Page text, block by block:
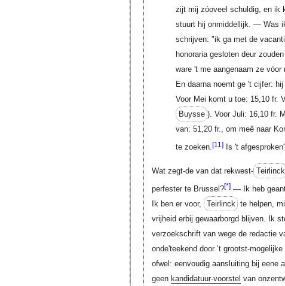
zijt mij zóoveel schuldig, en ik
stuurt hij onmiddellijk. — Was
schrijven: "ik ga met de
honoraria gesloten deur
ware 't me aangenaam ze
En daarna noemt ge 't cijfer:
Voor Mei komt u toe: 15,10 fr.
Buysse ). Voor Juli: 16,10 fr.
van: 51,20 fr., om meê naar
te zoeken.[11]Is 't
Wat zegt-de van dat rekwest- Teirlinck
perfester te Brussel?[*]— Ik heb
Ik ben er voor,
Teirlinck te helpen,
vrijheid erbij gewaarborgd blijven. Ik
verzoekschrift van wege de redactie
onde'teekend door ’t grootst-
ofwel: eenvoudig aansluiting bij eene
geen kandidatuur-voorstel van